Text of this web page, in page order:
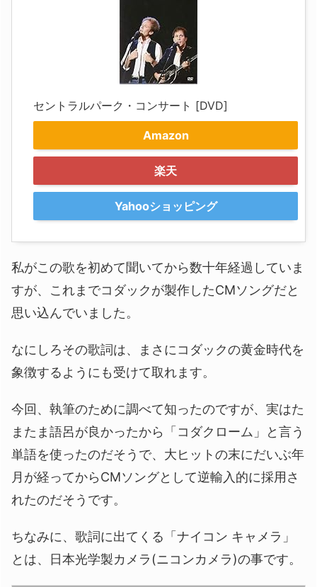
セントラルパーク・コンサート [DVD]
Amazon
楽天
Yahooショッピング
私がこの歌を初めて聞いてから数十年経過していま
すが、これまでコダックが製作したCMソングだと
思い込んでいました。
なにしろその歌詞は、まさにコダックの黄金時代を
象徴するようにも受けて取れます。
今回、執筆のために調べて知ったのですが、実はた
またま語呂が良かったから「コダクローム」と言う
単語を使ったのだそうで、大ヒットの末にだいぶ年
月が経ってからCMソングとして逆輸入的に採用さ
れたのだそうです。
ちなみに、歌詞に出てくる「ナイコン キャメラ」
とは、日本光学製カメラ(ニコンカメラ)の事です。